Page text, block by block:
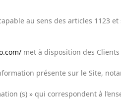
au sens des articles 1123
met à disposition des Clients
présente sur le Site,
(s) » qui correspondent à